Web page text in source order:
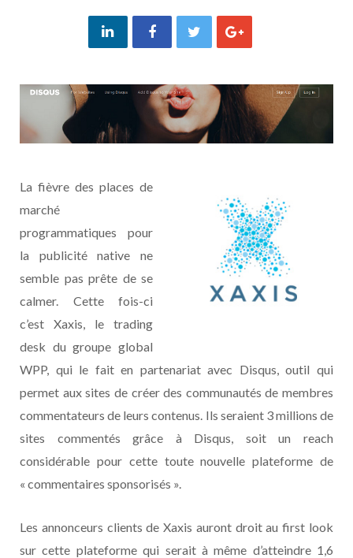
La fièvre des places de
marché
programmatiques pour
la publicité native ne
semble pas prête de se
calmer. Cette fois-ci
c’est Xaxis, le trading
desk du groupe global
WPP, qui le fait en partenariat avec Disqus, outil qui
permet aux sites de créer des communautés de membres
commentateurs de leurs contenus. Ils seraient 3 millions de
sites commentés grâce à Disqus, soit un reach
considérable pour cette toute nouvelle plateforme de
« commentaires sponsorisés ».
Les annonceurs clients de Xaxis auront droit au first look
sur cette plateforme qui serait à même d’atteindre 1,6